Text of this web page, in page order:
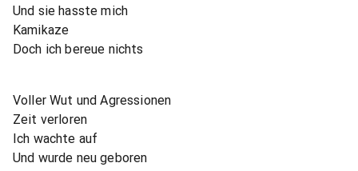
Und sie hasste mich
Kamikaze
Doch ich bereue nichts
Voller Wut und Agressionen
Zeit verloren
Ich wachte auf
Und wurde neu geboren